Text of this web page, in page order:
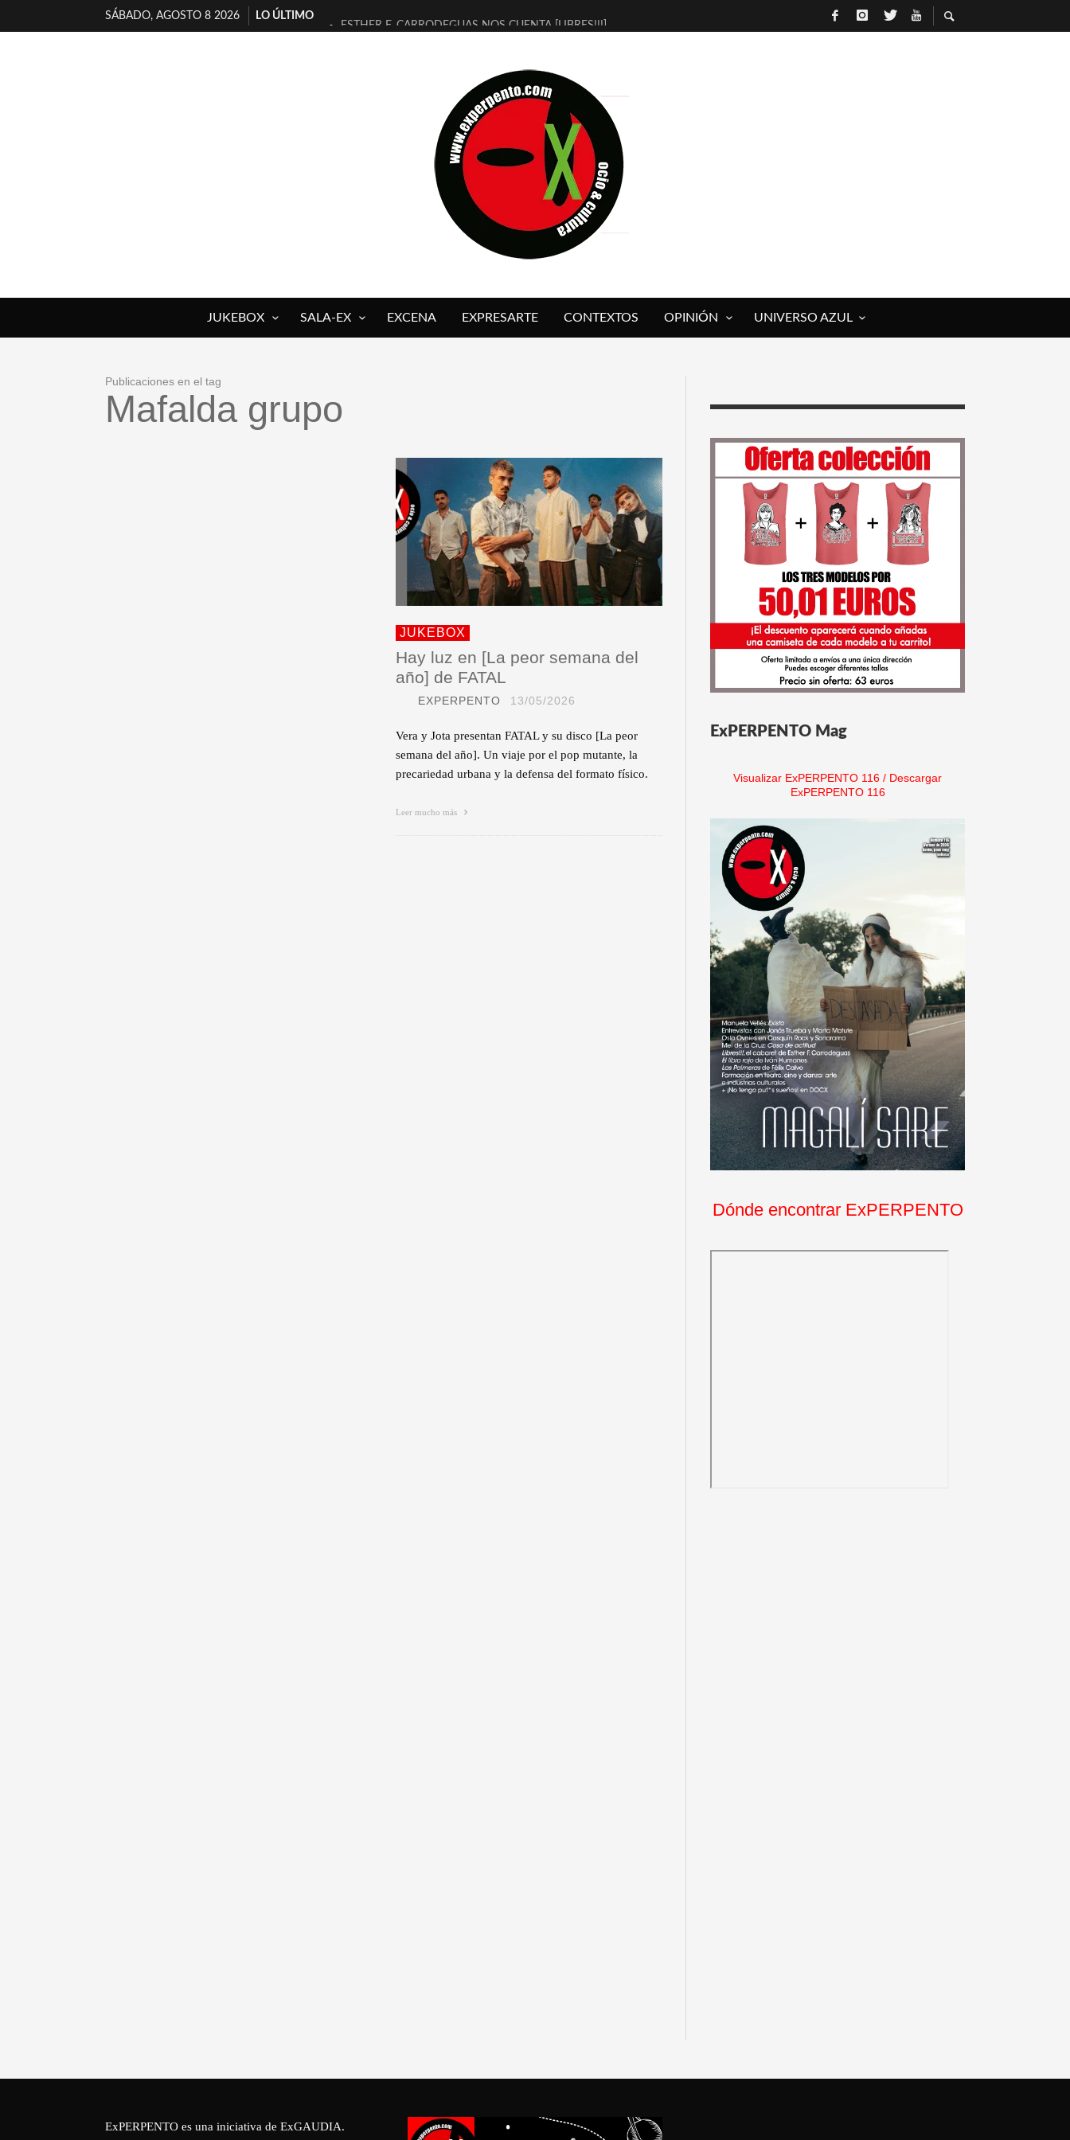
SÁBADO, AGOSTO 8 2026
LO ÚLTIMO
ESTHER F. CARRODEGUAS NOS CUENTA [LIBRES!!!]
[ELECTRA JONDA] DE JUAN GUERRERO ZAMORA
TIMBRE 4, LA ESCUELA DEL DIRECTOR TEATRAL CLAUDIO TOLCACHIR
30 AÑOS (NO ES NADA) DE LA KATARSIS DEL TOMATAZO
MILITARES JUDÍAS EN #EXVITA
D’BALDOMEROS REINVENTAN [BITÁCORA 3.0] EN EXVITA
MARSHALL FLASH PRESENTA EN EXVITA [RELATIVA SENCILLEZ]
JOFRE BARDAGÍ EN EXVITA INTERPRETANDO A SERRAT
JUKEBOX SALA-EX EXCENA EXPRESARTE CONTEXTOS OPINIÓN UNIVERSO AZUL
Publicaciones en el tag
Mafalda grupo
JUKEBOX
Hay luz en [La peor semana del
año] de FATAL
EXPERPENTO 13/05/2026
Vera y Jota presentan FATAL y su disco [La peor
semana del año]. Un viaje por el pop mutante, la
precariedad urbana y la defensa del formato físico.
Leer mucho más
ExPERPENTO Mag
Visualizar ExPERPENTO 116 / Descargar
ExPERPENTO 116
Dónde encontrar ExPERPENTO
ExPERPENTO es una iniciativa de ExGAUDIA.